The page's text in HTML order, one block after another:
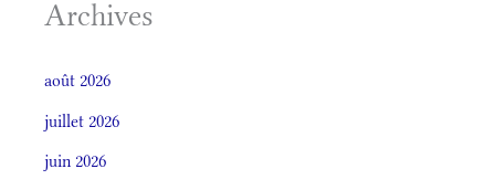
Archives
août 2026
juillet 2026
juin 2026